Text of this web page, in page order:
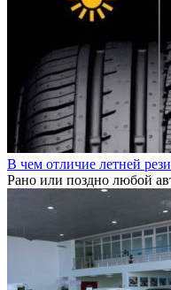
В чем отличие летней
Рано или поздно любой